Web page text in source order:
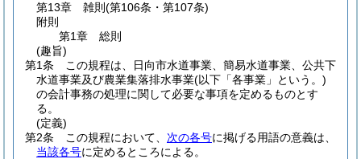
第13章
雑則 (第106条・第107条)
附則
第1章
総則
(趣旨)
第1条
この規程は、日向市水道事業、簡易水道事業、公共下
水道事業及び農業集落排水事業(以下「各事業」という。)
の会計事務の処理に関して必要な事項を定めるものとす
る。
(定義)
第2条
この規程において、 次の各号に掲げる用語の意義は、
当該各号に定めるところによる。